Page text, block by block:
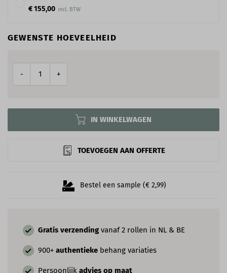
Gratis verzending vanaf 2 rollen in NL & BE
900+ authentieke behang variaties
Persoonlijk advies op maat
€ 155,00
Bestel een sample (€ 2,99)
GEWENSTE HOEVEELHEID
- +
IN WINKELWAGEN
TOEVOEGEN AAN OFFERTE